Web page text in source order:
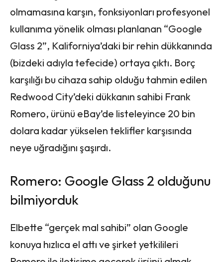
olmamasına karşın, fonksiyonları profesyonel
kullanıma yönelik olması planlanan “Google
Glass 2”, Kaliforniya’daki bir rehin dükkanında
(bizdeki adıyla tefecide) ortaya çıktı. Borç
karşılığı bu cihaza sahip olduğu tahmin edilen
Redwood City’deki dükkanın sahibi Frank
Romero, ürünü eBay’de listeleyince 20 bin
dolara kadar yükselen teklifler karşısında
neye uğradığını şaşırdı.
Romero: Google Glass 2 olduğunu
bilmiyorduk
Elbette “gerçek mal sahibi” olan Google
konuya hızlıca el attı ve şirket yetkilileri